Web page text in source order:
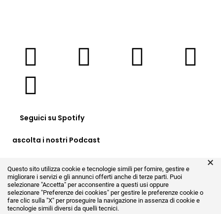
Seguici su Spotify
ascolta i nostri Podcast
×
Questo sito utilizza cookie e tecnologie simili per fornire, gestire e
migliorare i servizi e gli annunci offerti anche di terze parti. Puoi
selezionare "Accetta" per acconsentire a questi usi oppure
selezionare "Preferenze dei cookies" per gestire le preferenze cookie o
fare clic sulla "X" per proseguire la navigazione in assenza di cookie e
tecnologie simili diversi da quelli tecnici.